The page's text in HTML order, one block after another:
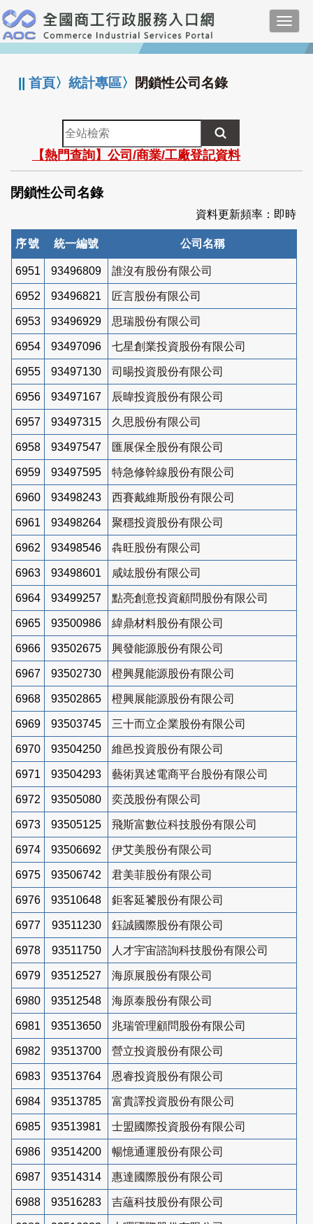
跳
到
主
要
:::
||首頁〉統計專區〉 閉鎖性公司名錄
全
站
檢
索
【熱門查詢】公司/商業/工廠登記資料
閉鎖性公司名錄
資料更新頻率：即時
序號 統一編號 公司名稱
6951 93496809 誰沒有股份有限公司
6952 93496821 匠言股份有限公司
6953 93496929 思瑞股份有限公司
6954 93497096 七星創業投資股份有限公司
6955 93497130 司暘投資股份有限公司
6956 93497167 辰暐投資股份有限公司
6957 93497315 久思股份有限公司
6958 93497547 匯展保全股份有限公司
6959 93497595 特急修幹線股份有限公司
6960 93498243 西賽戴維斯股份有限公司
6961 93498264 聚穩投資股份有限公司
6962 93498546 犇旺股份有限公司
6963 93498601 咸竑股份有限公司
6964 93499257 點亮創意投資顧問股份有限公司
6965 93500986 緯鼎材料股份有限公司
6966 93502675 興發能源股份有限公司
6967 93502730 橙興晁能源股份有限公司
6968 93502865 橙興展能源股份有限公司
6969 93503745 三十而立企業股份有限公司
6970 93504250 維邑投資股份有限公司
6971 93504293 藝術異述電商平台股份有限公司
6972 93505080 奕茂股份有限公司
6973 93505125 飛斯富數位科技股份有限公司
6974 93506692 伊艾美股份有限公司
6975 93506742 君美菲股份有限公司
6976 93510648 鉅客延饕股份有限公司
6977 93511230 鈺誠國際股份有限公司
6978 93511750 人才宇宙諮詢科技股份有限公司
6979 93512527 海原展股份有限公司
6980 93512548 海原泰股份有限公司
6981 93513650 兆瑞管理顧問股份有限公司
6982 93513700 營立投資股份有限公司
6983 93513764 恩睿投資股份有限公司
6984 93513785 富貴譯投資股份有限公司
6985 93513981 士盟國際投資股份有限公司
6986 93514200 暢憶通運股份有限公司
6987 93514314 惠達國際股份有限公司
6988 93516283 吉蘊科技股份有限公司